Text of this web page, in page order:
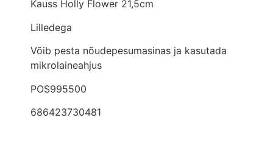
Kauss Holly Flower 21,5cm
Lilledega
Võib pesta nõudepesumasinas ja kasutada
mikrolaineahjus
POS995500
686423730481